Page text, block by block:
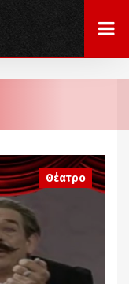
Θέατρο